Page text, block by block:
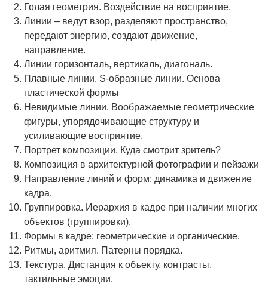
Голая геометрия. Воздействие на восприятие.
Линии – ведут взор, разделяют пространство,
передают энергию, создают движение,
направление.
Линии горизонталь, вертикаль, диагональ.
Плавные линии. S-образные линии. Основа
пластической формы
Невидимые линии. Воображаемые геометрические
фигуры, упорядочивающие структуру и
усиливающие восприятие.
Портрет композиции. Куда смотрит зритель?
Композиция в архитектурной фотографии и пейзажи
Направление линий и форм: динамика и движение
кадра.
Группировка. Иерархия в кадре при наличии многих
объектов (группировки).
Формы в кадре: геометрические и органические.
Ритмы, аритмия. Патерны порядка.
Текстура. Дистанция к объекту, контрасты,
тактильные эмоции.